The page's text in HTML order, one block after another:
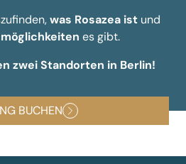
was Rosazea ist und
es gibt.
zwei Standorten in Berlin!
BUCHEN